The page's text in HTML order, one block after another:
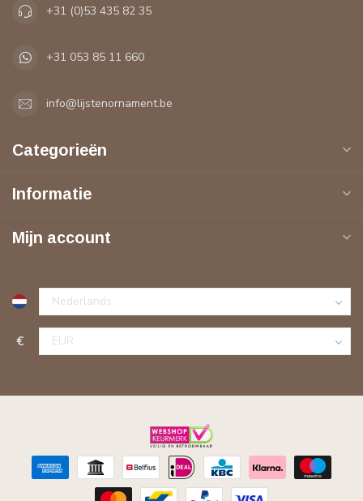
+31 (0)53 435 82 35
+31 053 85 11 660
info@lijstenornament.be
Categorieën
Informatie
Mijn account
€